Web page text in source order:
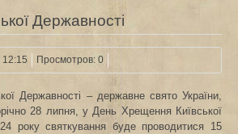
Державності
12:15 Просмотров: 0
Державності – державне свято України,
28 липня, у День Хрещення Київської
року святкування буде проводитися 15